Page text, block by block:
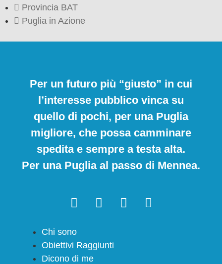
Provincia BAT
Puglia in Azione
Per un futuro più “giusto” in cui
l’interesse pubblico vinca su
quello di pochi, per una Puglia
migliore, che possa camminare
spedita e sempre a testa alta.
Per una Puglia al passo di Mennea.
Chi sono
Obiettivi Raggiunti
Dicono di me